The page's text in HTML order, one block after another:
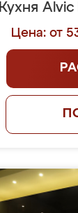
Кухня
Цена: от